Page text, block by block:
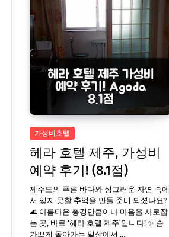
가성비호텔
헤라 호텔 제주, 가성비
예약 후기! (8.1점)
제주도의 푸른 바다와 싱그러운 자연 속에
서 잊지 못할 추억을 만들 준비 되셨나요?
🌊 아름다운 풍경만큼이나 마음을 사로잡
는 곳, 바로 '헤라 호텔 제주'입니다! ✨ 숨
가쁘게 돌아가는 일상에서 …